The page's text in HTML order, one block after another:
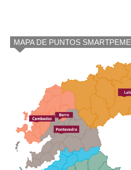
MAPA DE PUNTOS SMARTPEME